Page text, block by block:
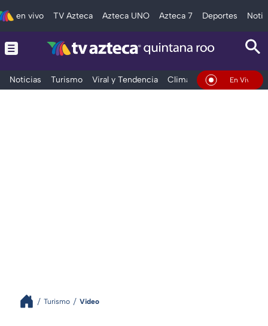
en vivo TV Azteca Azteca UNO Azteca 7 Deportes
Noticias Turismo Viral y Tendencia Clima Tráfico En Vivo
Turismo Video